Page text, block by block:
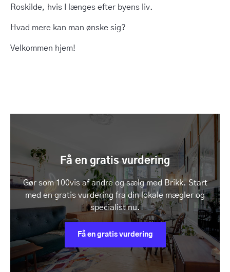
Roskilde, hvis I længes efter byens liv.
Hvad mere kan man ønske sig?
Velkommen hjem!
Få en gratis vurdering
Gør som 100vis af andre og sælg med Brikk. Start
med en gratis vurdering fra din lokale mægler og
specialist nu.
Få en gratis vurdering